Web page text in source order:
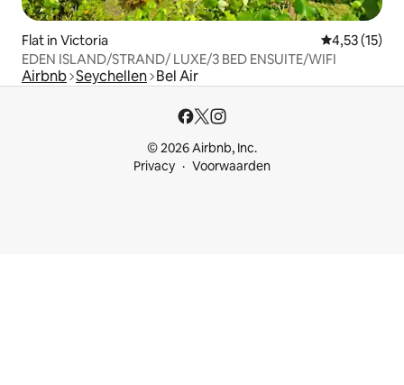
Flat in Victoria Gemiddelde
4,53 (15)
EDEN ISLAND/STRAND/ LUXE/3 BED ENSUITE/WIFI
Airbnb Seychellen Bel Air
© 2026 Airbnb, Inc.
Privacy
Voorwaarden